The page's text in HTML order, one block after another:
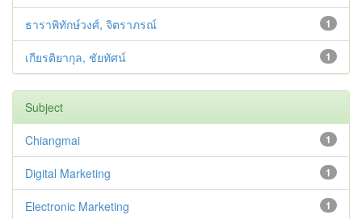
1
ธาราพิทักษ์วงศ์, จิตราภรณ์
1
เกียรติยากุล, ชัยทัศน์
Subject
1
Chiangmai
1
Digital Marketing
1
Electronic Marketing